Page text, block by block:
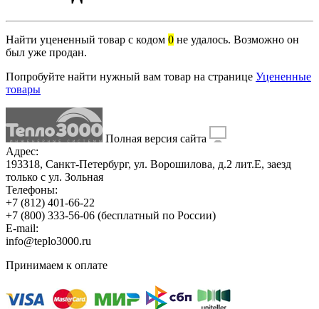
Найти уцененный товар с кодом 0 не удалось. Возможно он
был уже продан.
Попробуйте найти нужный вам товар на странице Уцененные
товары
Полная версия сайта
Адрес:
193318, Санкт-Петербург, ул. Ворошилова, д.2 лит.Е, заезд
только с ул. Зольная
Телефоны:
+7 (812) 401-66-22
+7 (800) 333-56-06 (бесплатный по России)
E-mail:
info@teplo3000.ru
Принимаем к оплате